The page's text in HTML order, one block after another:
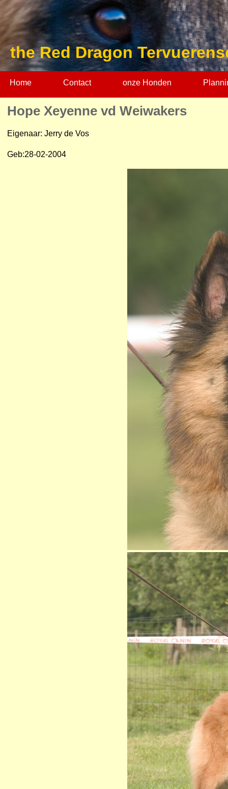
the Red Dragon
Home Contact onze Honden
Hope Xeyenne vd Weiwakers
Eigenaar: Jerry de Vos
Geb:28-02-2004